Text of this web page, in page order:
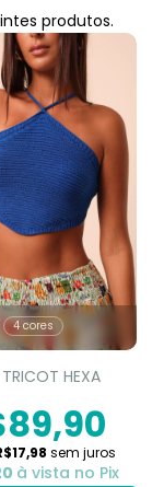
produtos.
4 cores
HEXA
sem juros
à vista no Pix